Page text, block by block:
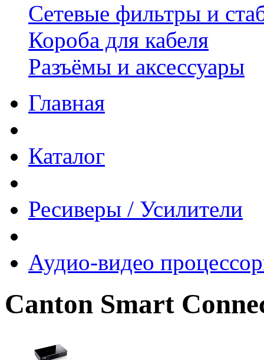
Сетевые фильтры и
Короба для кабеля
Разъёмы и аксессуары
Главная
Каталог
Ресиверы / Усилители
Аудио-видео
Canton Smart